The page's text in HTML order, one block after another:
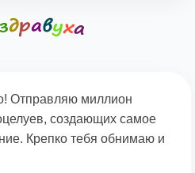
Отправляю миллион
создающих самое
Крепко тебя обнимаю и